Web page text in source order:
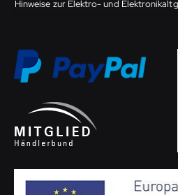
Hinweise zur Elektro- und